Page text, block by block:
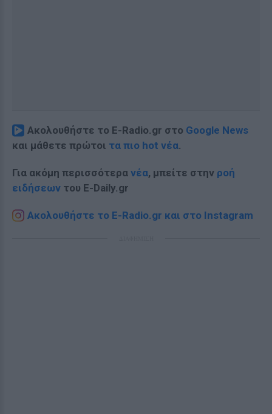
Ακολουθήστε το E-Radio.gr στο Google News
και μάθετε πρώτοι τα πιο hot νέα.
Για ακόμη περισσότερα νέα, μπείτε στην ροή
ειδήσεων του E-Daily.gr
Ακολουθήστε το E-Radio.gr και στο Instagram